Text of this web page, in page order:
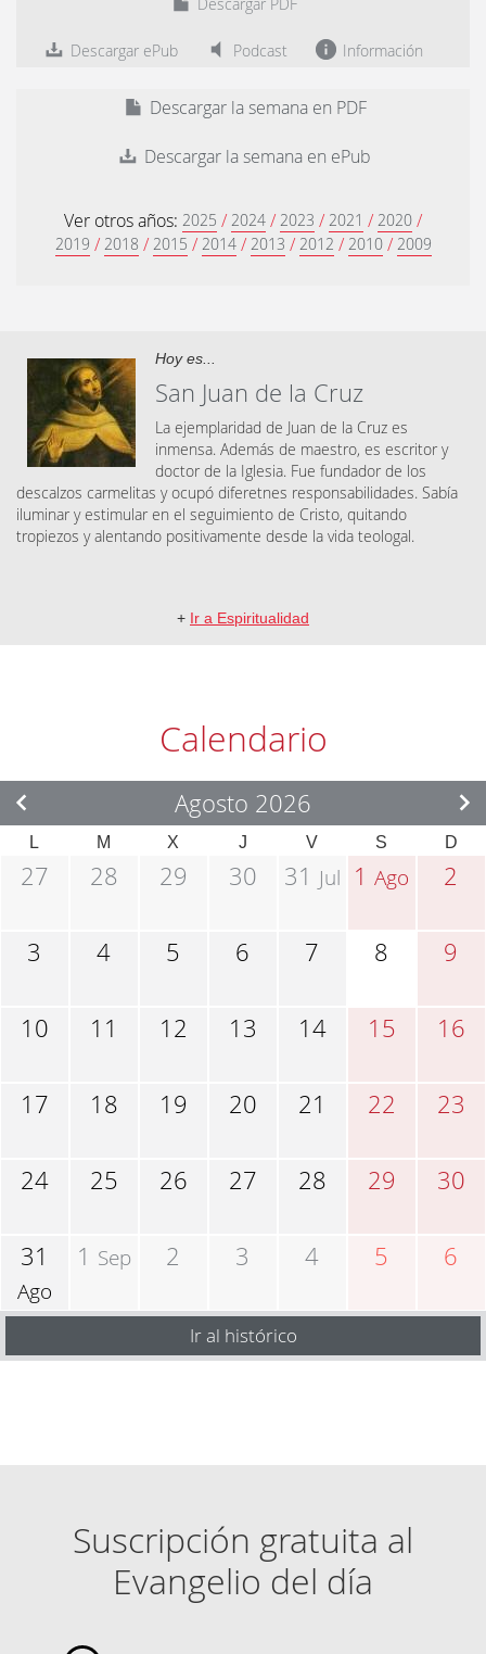
Descargar PDF
Descargar ePub Podcast Información
Descargar la semana en PDF
Descargar la semana en ePub
Ver otros años: 2025 / 2024 / 2023 / 2021 / 2020 /
2019 / 2018 / 2015 / 2014 / 2013 / 2012 / 2010 / 2009
Hoy es...
San Juan de la Cruz
La ejemplaridad de Juan de la Cruz es
inmensa. Además de maestro, es escritor y
doctor de la Iglesia. Fue fundador de los
descalzos carmelitas y ocupó diferetnes responsabilidades. Sabía
iluminar y estimular en el seguimiento de Cristo, quitando
tropiezos y alentando positivamente desde la vida teologal.
+ Ir a Espiritualidad
Calendario
Agosto 2026
L M X J V S D
27 28 29 30 31 Jul 1Ago 2
3 4 5 6 7 8 9
10 11 12 13 14 15 16
17 18 19 20 21 22 23
24 25 26 27 28 29 30
31
Ago
1 Sep 2 3 4 5 6
Ir al histórico
Suscripción gratuita al
Evangelio del día